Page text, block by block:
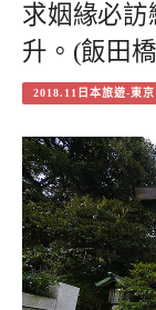
求姻緣必
升。(飯田
2018.11日本旅遊-東